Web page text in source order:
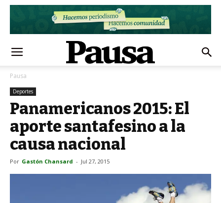
Pausa
Deportes
Panamericanos 2015: El
aporte santafesino a la
causa nacional
Por Gastón Chansard - Jul 27, 2015